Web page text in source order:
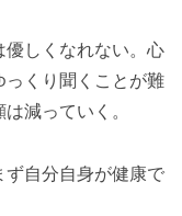
しくなれない。心
くり聞くことが難
減っていく。
自分自身が健康で